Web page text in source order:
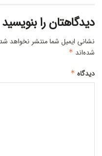
دیدگاهتان را بنویسید
نشانی ایمیل شما منتشر نخواهد
شده‌اند *
دیدگاه *